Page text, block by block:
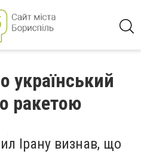
український
ракетою
Ірану визнав, що